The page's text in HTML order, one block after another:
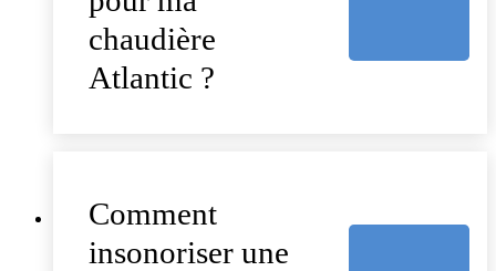
chaudière
Atlantic ?
Comment
insonoriser une